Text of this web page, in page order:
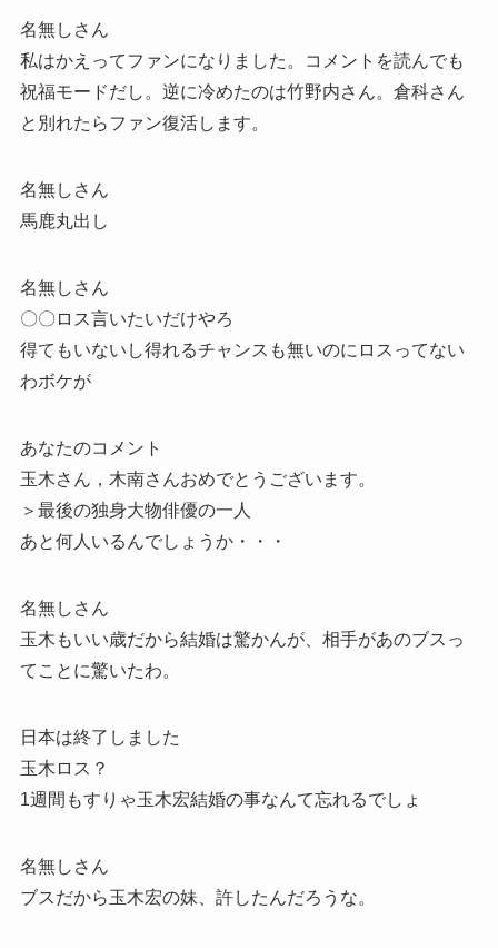
名無しさん
私はかえってファンになりました。コメントを読んでも
祝福モードだし。逆に冷めたのは竹野内さん。倉科さん
と別れたらファン復活します。
名無しさん
馬鹿丸出し
名無しさん
〇〇ロス言いたいだけやろ
得てもいないし得れるチャンスも無いのにロスってない
わボケが
あなたのコメント
玉木さん，木南さんおめでとうございます。
＞最後の独身大物俳優の一人
あと何人いるんでしょうか・・・
名無しさん
玉木もいい歳だから結婚は驚かんが、相手があのブスっ
てことに驚いたわ。
日本は終了しました
玉木ロス？
1週間もすりゃ玉木宏結婚の事なんて忘れるでしょ
名無しさん
ブスだから玉木宏の妹、許したんだろうな。